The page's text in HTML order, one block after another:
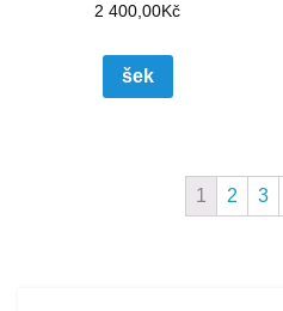
2 400,00Kč
šek
1 2 3